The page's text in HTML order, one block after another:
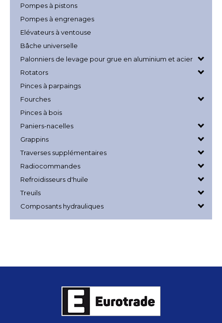
Pompes à pistons
Pompes à engrenages
Elévateurs à ventouse
Bâche universelle
Palonniers de levage pour grue en aluminium et acier
Rotators
Pinces à parpaings
Fourches
Pinces à bois
Paniers-nacelles
Grappins
Traverses supplémentaires
Radiocommandes
Refroidisseurs d'huile
Treuils
Composants hydrauliques